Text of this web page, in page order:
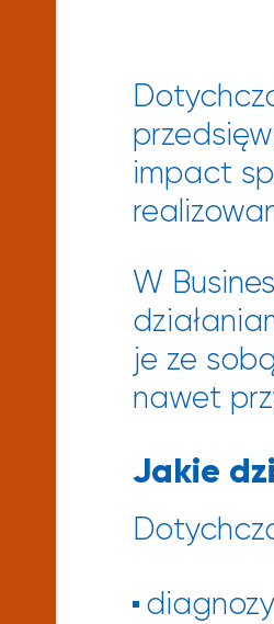
impact
W
je ze
nawet
Jakie